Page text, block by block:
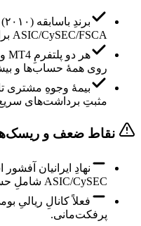
ASIC/CySEC/FSCA برای نهادهای اصلی.
روی همهٔ حساب‌ها و بیش از ۷۰۰
مثبتِ برداشت‌های
نقاط ضعف و
ASIC/CySEC شاملِ حسابِ شما نمی‌شود.
فعلاً کانالِ ریالیِ
پرفکت‌مانی.